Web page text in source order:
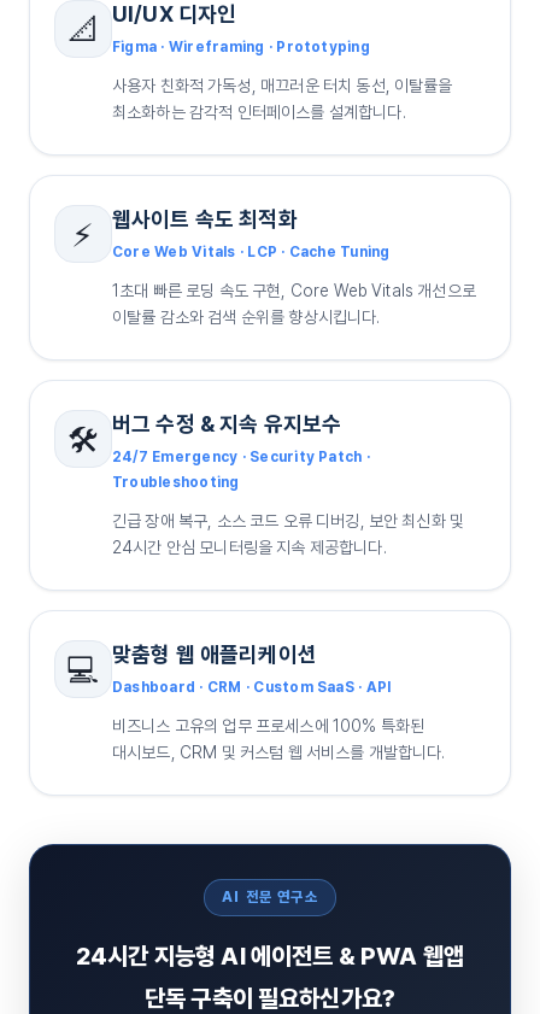
📐 UI/UX 디자인
Figma · Wireframing · Prototyping
사용자 친화적 가독성, 매끄러운 터치 동선, 이탈률을
최소화하는 감각적 인터페이스를 설계합니다.
⚡ 웹사이트 속도 최적화
Core Web Vitals · LCP · Cache Tuning
1초대 빠른 로딩 속도 구현, Core Web Vitals 개선으로
이탈률 감소와 검색 순위를 향상시킵니다.
🛠️ 버그 수정 & 지속 유지보수
24/7 Emergency · Security Patch ·
Troubleshooting
긴급 장애 복구, 소스 코드 오류 디버깅, 보안 최신화 및
24시간 안심 모니터링을 지속 제공합니다.
💻 맞춤형 웹 애플리케이션
Dashboard · CRM · Custom SaaS · API
비즈니스 고유의 업무 프로세스에 100% 특화된
대시보드, CRM 및 커스텀 웹 서비스를 개발합니다.
AI 전문 연구소
24시간 지능형 AI 에이전트 & PWA 웹앱
단독 구축이 필요하신가요?